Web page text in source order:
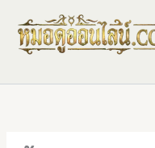
content